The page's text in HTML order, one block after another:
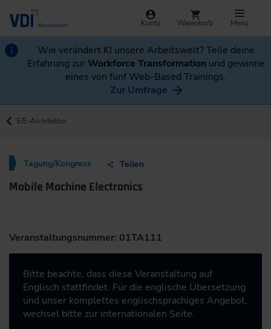
Konto Warenkorb Menü
Wie verändert KI unsere Arbeitswelt? Teile deine
Erfahrung zurWorkforce Transformation und gewinne
eines von fünf Web-Based Trainings.
Zur Umfrage
E/E-Architektur
Tagung/Kongress Teilen
Mobile Machine Electronics
Veranstaltungsnummer: 01TA111
Bitte beachte, dass diese Veranstaltung auf
Englisch stattfindet. Für die englische Übersetzung
und unser komplettes englischsprachiges Angebot,
wechsel bitte zur internationalen Seite.